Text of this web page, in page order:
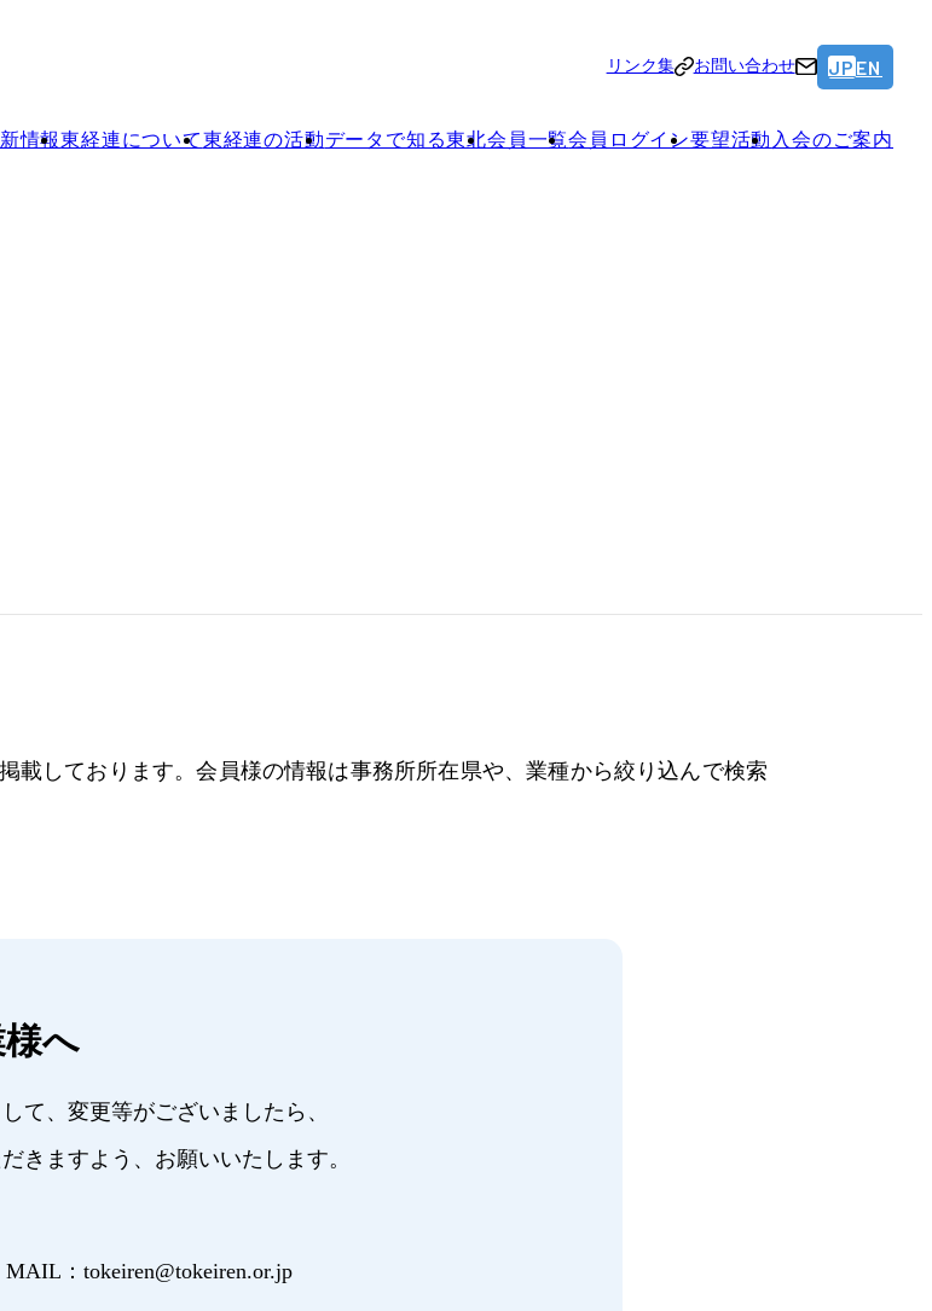
リンク集 お問い合わせ JP EN
情報東経連について東経連の活動データで知る東北会員一覧会員ログイン要望活動 入会のご案内
しております。会員様の情報は事務所所在県や、業種から絞り込んで検索
へ
て、変更等がございましたら、
きますよう、お願いいたします。
：tokeiren@tokeiren.or.jp